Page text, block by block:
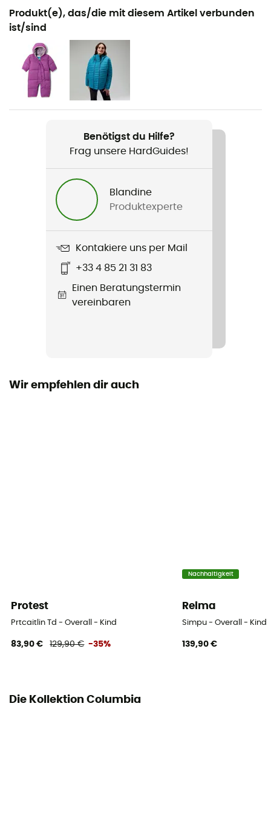
Geeignet für
Ski
Geschlecht
Baby
Produkt
Foxy Baby™ Sherpa Bunting
Zusatzinformation
Fold-over hands and feet
100% polyester
Produkt(e), das/die mit diesem Artikel verbunden
ist/sind
Benötigst du Hilfe?
Frag unsere HardGuides!
Blandine
Produktexperte
Kontakiere uns per Mail
+33 4 85 21 31 83
Einen Beratungstermin
vereinbaren
Wir empfehlen dir auch
Protest
Prtcaitlin Td - Overall - Kind
83,90 € 129,90 € -35%
Nachhaltigkeit
Reima
Simpu - Overall - Kind
139,90 €
Die Kollektion Columbia